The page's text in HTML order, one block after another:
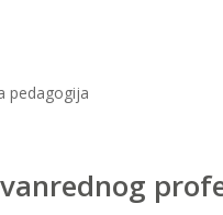
pedagogija